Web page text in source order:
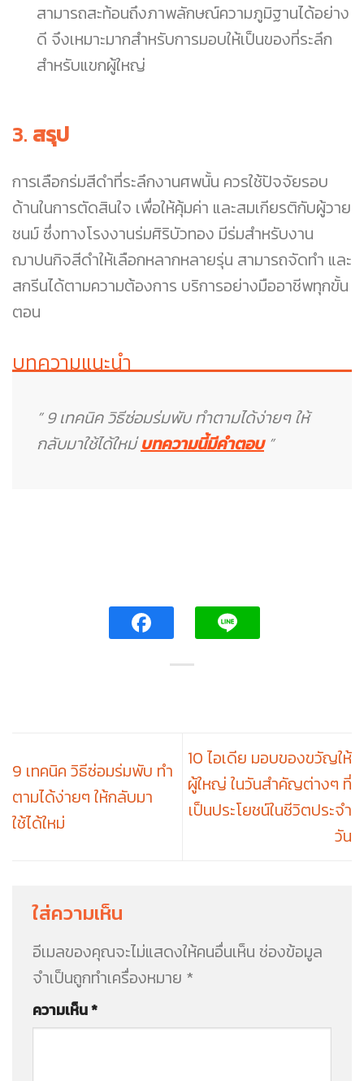
สามารถสะท้อนถึงภาพลักษณ์ความภูมิฐานได้อย่าง
ดี จึงเหมาะมากสำหรับการมอบให้เป็นของที่ระลึก
สำหรับแขกผู้ใหญ่
3. สรุป
การเลือกร่มสีดำที่ระลึกงานศพนั้น ควรใช้ปัจจัยรอบ
ด้านในการตัดสินใจ เพื่อให้คุ้มค่า และสมเกียรติกับผู้วาย
ชนม์ ซึ่งทางโรงงานร่มศิริบัวทอง มีร่มสำหรับงาน
ฌาปนกิจสีดำให้เลือกหลากหลายรุ่น สามารถจัดทำ และ
สกรีนได้ตามความต้องการ บริการอย่างมืออาชีพทุกขั้น
ตอน
บทความแนะนำ
” 9 เทคนิค วิธีซ่อมร่มพับ ทำตามได้ง่ายๆ ให้
กลับมาใช้ได้ใหม่บทความนี้มีคำตอบ”
9 เทคนิค วิธีซ่อมร่มพับ ทำ
ตามได้ง่ายๆ ให้กลับมา
ใช้ได้ใหม่
10 ไอเดีย มอบของขวัญให้
ผู้ใหญ่ ในวันสำคัญต่างๆ ที่
เป็นประโยชน์ในชีวิตประจำ
วัน
ใส่ความเห็น
อีเมลของคุณจะไม่แสดงให้คนอื่นเห็น ช่องข้อมูล
จำเป็นถูกทำเครื่องหมาย *
ความเห็น*